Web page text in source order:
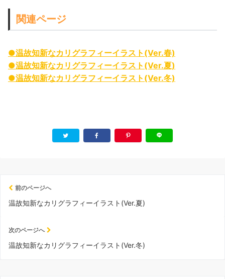
関連ページ
●温故知新なカリグラフィーイラスト(Ver.春)
●温故知新なカリグラフィーイラスト(Ver.夏)
●温故知新なカリグラフィーイラスト(Ver.冬)
前のページへ
温故知新なカリグラフィーイラスト(Ver.夏)
次のページへ
温故知新なカリグラフィーイラスト(Ver.冬)